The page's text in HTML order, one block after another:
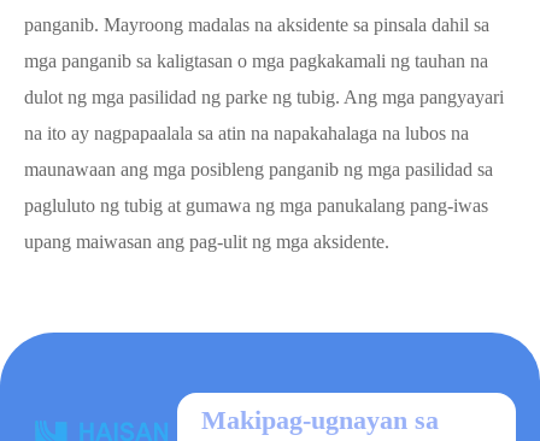
panganib. Mayroong madalas na aksidente sa pinsala dahil sa
mga panganib sa kaligtasan o mga pagkakamali ng tauhan na
dulot ng mga pasilidad ng parke ng tubig. Ang mga pangyayari
na ito ay nagpapaalala sa atin na napakahalaga na lubos na
maunawaan ang mga posibleng panganib ng mga pasilidad sa
pagluluto ng tubig at gumawa ng mga panukalang pang-iwas
upang maiwasan ang pag-ulit ng mga aksidente.
Makipag-ugnayan sa